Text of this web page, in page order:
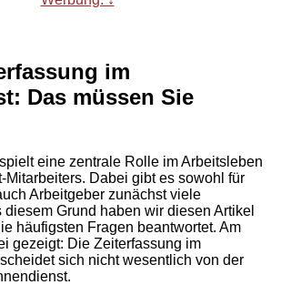
im
Das müssen Sie
eine zentrale Rolle im Arbeitsleben
Mitarbeiters. Dabei gibt es sowohl für
Arbeitgeber zunächst viele
diesem Grund haben wir diesen Artikel
häufigsten Fragen beantwortet. Am
gezeigt: Die Zeiterfassung im
sich nicht wesentlich von der